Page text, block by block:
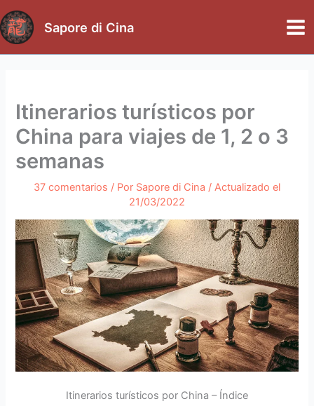
al
contenido
Sapore di Cina
Itinerarios turísticos por
China para viajes de 1, 2 o 3
semanas
37 comentarios / Por Sapore di Cina / Actualizado el
21/03/2022
Itinerarios turísticos por China – Índice